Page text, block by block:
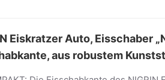
Eiskratzer Auto, Eisschaber
aus robustem